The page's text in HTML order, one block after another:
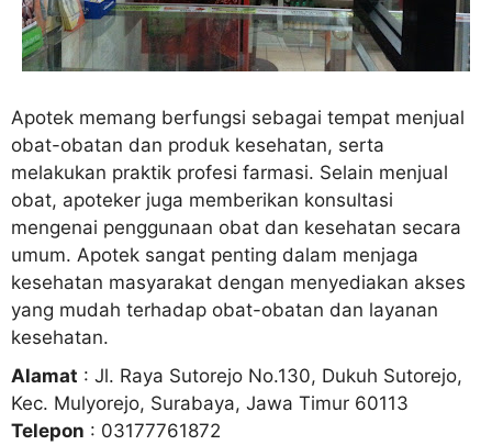
Apotek memang berfungsi sebagai tempat menjual
obat-obatan dan produk kesehatan, serta
melakukan praktik profesi farmasi. Selain menjual
obat, apoteker juga memberikan konsultasi
mengenai penggunaan obat dan kesehatan secara
umum. Apotek sangat penting dalam menjaga
kesehatan masyarakat dengan menyediakan akses
yang mudah terhadap obat-obatan dan layanan
kesehatan.
Alamat : Jl. Raya Sutorejo No.130, Dukuh Sutorejo,
Kec. Mulyorejo, Surabaya, Jawa Timur 60113
Telepon : 03177761872